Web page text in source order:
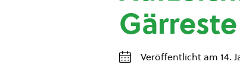
Gärreste
Veröffentlicht am 14.